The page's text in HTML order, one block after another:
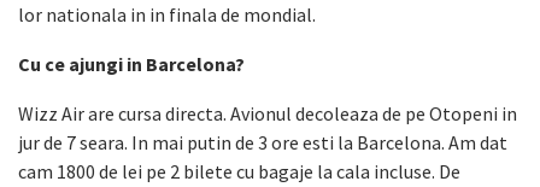
lor nationala in in finala de mondial.
Cu ce ajungi in Barcelona?
Wizz Air are cursa directa. Avionul decoleaza de pe Otopeni in
jur de 7 seara. In mai putin de 3 ore esti la Barcelona. Am dat
cam 1800 de lei pe 2 bilete cu bagaje la cala incluse. De